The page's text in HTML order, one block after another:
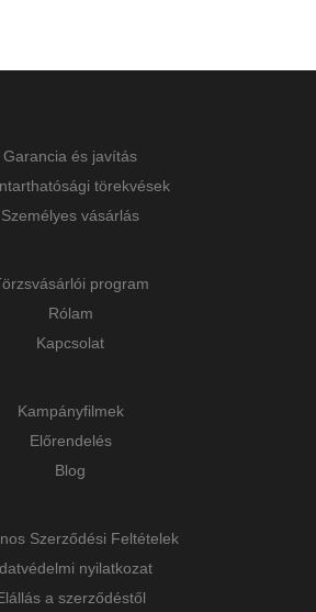
Garancia és javítás
törekvések
Személyes vásárlás
program
Rólam
Kapcsolat
Kampányfilmek
Előrendelés
Blog
Szerződési Feltételek
nyilatkozat
a szerződéstől